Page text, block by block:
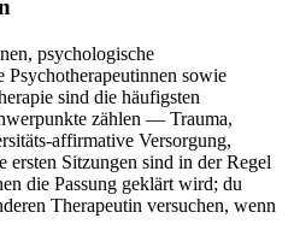
psychologische
Psychotherapeutinnen sowie
sind die häufigsten
zählen — Trauma,
affirmative Versorgung,
ersten Sitzungen sind in der Regel
die Passung geklärt wird; du
Therapeutin versuchen, wenn